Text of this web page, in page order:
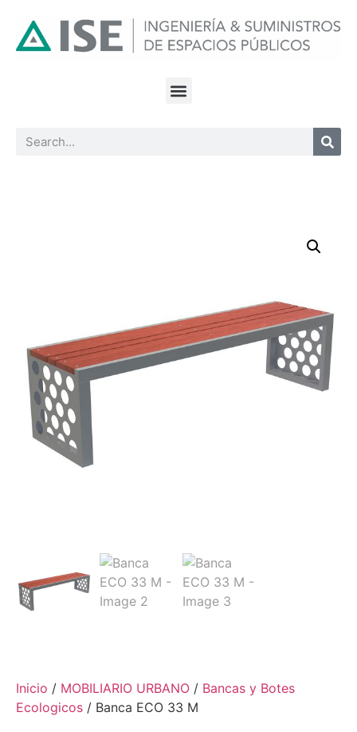
Inicio / MOBILIARIO URBANO / Bancas y Botes
Ecologicos / Banca ECO 33 M